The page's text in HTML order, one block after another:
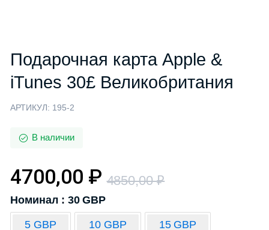
Подарочная карта Apple &
iTunes 30£ Великобритания
АРТИКУЛ: 195-2
В наличии
4850,00₽
4700,00 ₽
Номинал : 30 GBP
5 GBP 10 GBP 15 GBP